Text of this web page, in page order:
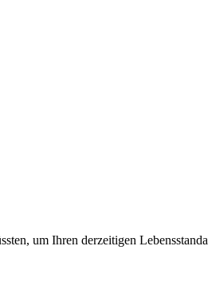
um Ihren derzeitigen